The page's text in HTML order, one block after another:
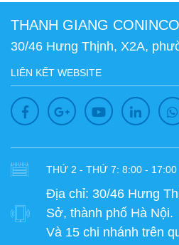
THANH GIANG
30/46 Hưng Thịnh, X2A,
LIÊN KẾT WEBSITE
THỨ 2 - THỨ 7: 8:00 - 17:00
Địa chỉ: 30/46 Hưng
Sở, thành phố Hà Nội.
Và 15 chi nhánh trên